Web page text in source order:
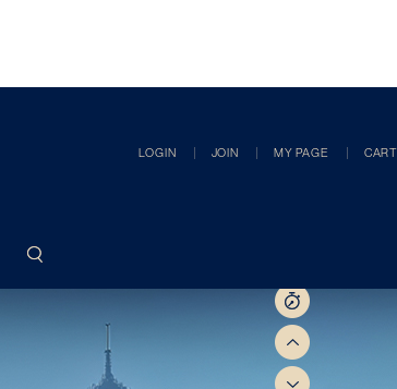
LOGIN JOIN MY PAGE CART